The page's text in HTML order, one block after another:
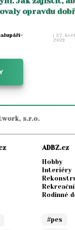
opravdu
| 27.
2021
s.r.o.
ADBZ.cz
Hobby
Interiéry
Rodinné
#pes